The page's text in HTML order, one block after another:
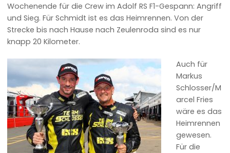
Wochenende für die Crew im Adolf RS F1-Gespann: Angriff
und Sieg. Für Schmidt ist es das Heimrennen. Von der
Strecke bis nach Hause nach Zeulenroda sind es nur
knapp 20 Kilometer.
Auch für
Markus
Schlosser/M
arcel Fries
wäre es das
Heimrennen
gewesen.
Für die